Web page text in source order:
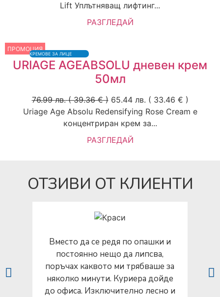
Lift Уплътняващ лифтинг...
РАЗГЛЕДАЙ
ПРОМОЦИЯ
КРЕМОВЕ ЗА ЛИЦЕ
URIAGE AGEABSOLU дневен крем
50мл
76.99лв. ( 39.36 € ) 65.44 лв. ( 33.46 € )
Uriage Age Absolu Redensifying Rose Cream е
концентриран крем за...
РАЗГЛЕДАЙ
ОТЗИВИ ОТ КЛИЕНТИ
Вместо да се редя по опашки и
постоянно нещо да липсва,
поръчах каквото ми трябваше за
няколко минути. Куриера дойде
до офиса. Изключително лесно и